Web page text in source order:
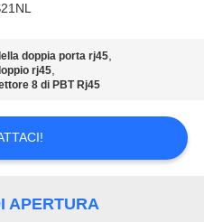
doppia porta rj45,
rj45,
8 di PBT Rj45
APERTURA